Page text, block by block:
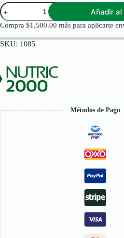
Whey
Protein
Natural
1200
g
Nutrición
Añadir
Compra $1,500.00 más para aplicarte
SKU: 1085
Métodos de Pago